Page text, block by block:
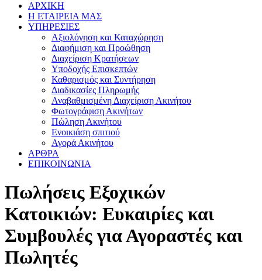
ΑΡΧΙΚΗ
Η ΕΤΑΙΡΕΙΑ ΜΑΣ
ΥΠΗΡΕΣΙΕΣ
Αξιολόγηση και Καταχώρηση
Διαφήμιση και Προώθηση
Διαχείριση Κρατήσεων
Υποδοχής Επισκεπτών
Καθαρισμός και Συντήρηση
Διαδικασίες Πληρωμής
Αναβαθμισμένη Διαχείριση Ακινήτου
Φωτογράφιση Ακινήτων
Πώληση Ακινήτου
Ενοικιάση σπιτιού
Αγορά Ακινήτου
ΑΡΘΡΑ
ΕΠΙΚΟΙΝΩΝΙΑ
Πωλήσεις Εξοχικών
Κατοικιών: Ευκαιρίες και
Συμβουλές για Αγοραστές και
Πωλητές